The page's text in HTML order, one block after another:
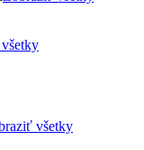
všetky